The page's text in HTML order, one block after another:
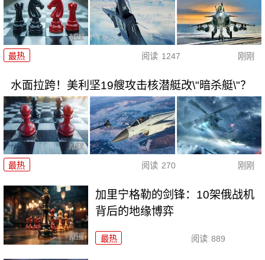
最热 阅读 1247 刚刚
水面拉跨！美利坚19艘攻击核潜艇改\"暗杀艇\"？
最热 阅读 270 刚刚
加里宁格勒的剑锋：10架俄战机
背后的地缘博弈
最热 阅读 889